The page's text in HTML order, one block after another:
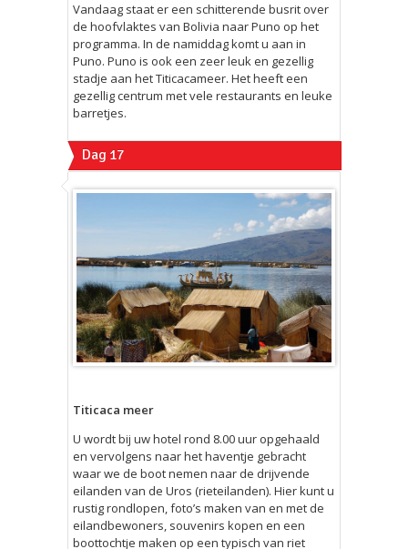
Vandaag staat er een schitterende busrit over
de hoofvlaktes van Bolivia naar Puno op het
programma. In de namiddag komt u aan in
Puno. Puno is ook een zeer leuk en gezellig
stadje aan het Titicacameer. Het heeft een
gezellig centrum met vele restaurants en leuke
barretjes.
Dag 17
Titicaca meer
U wordt bij uw hotel rond 8.00 uur opgehaald
en vervolgens naar het haventje gebracht
waar we de boot nemen naar de drijvende
eilanden van de Uros (rieteilanden). Hier kunt u
rustig rondlopen, foto’s maken van en met de
eilandbewoners, souvenirs kopen en een
boottochtje maken op een typisch van riet